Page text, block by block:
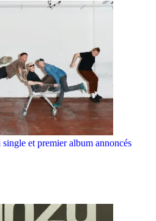
et premier album annoncés